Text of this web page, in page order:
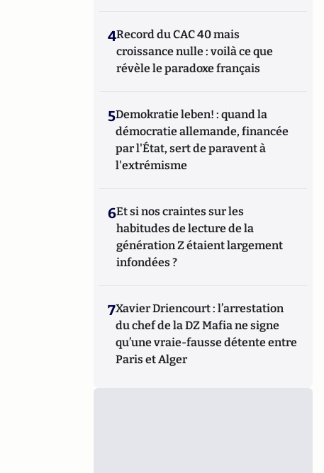
4Record du CAC 40 mais
croissance nulle : voilà ce que
révèle le paradoxe français
5Demokratie leben! : quand la
démocratie allemande, financée
par l'État, sert de paravent à
l'extrémisme
6Et si nos craintes sur les
habitudes de lecture de la
génération Z étaient largement
infondées ?
7Xavier Driencourt : l’arrestation
du chef de la DZ Mafia ne signe
qu’une vraie-fausse détente entre
Paris et Alger